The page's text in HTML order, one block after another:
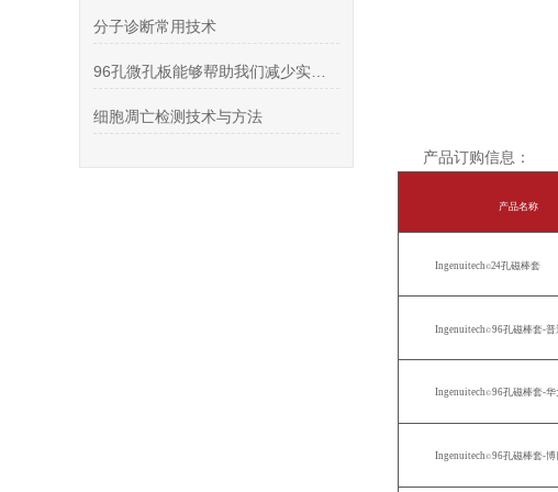
分子诊断常用技术
细胞凋亡检测技术与方法
产品订购信息：
产品名称
Ingenuitech©24孔磁棒套
Ingenuitech© 96孔磁棒套-普
Ingenuitech© 96孔磁棒套-华
Ingenuitech© 96孔磁棒套-博